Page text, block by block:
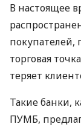
В настоящее
покупателей,
торговая
теряет
Такие банки,
ПУМБ,